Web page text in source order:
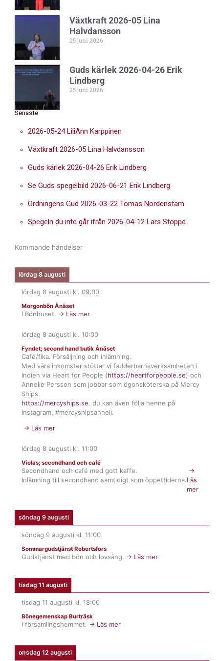
Växtkraft 2026-05 Lina
Halvdansson
25 juni 2026
Guds kärlek 2026-04-26 Erik
Lindberg
25 juni 2026
Senaste
2026-05-24 LiliAnn Karppinen
Växtkraft 2026-05 Lina Halvdansson
Guds kärlek 2026-04-26 Erik Lindberg
Se Guds spegelbild 2026-06-21 Erik Lindberg
Ordningens Gud 2026-03-22 Tomas Nordenstam
Spegeln du inte går ifrån 2026-04-12 Lars Stoppe
Kommande händelser
lördag 8 augusti
lördag 8 augusti kl. 09:00
Morgonbön Ånäset
I Bönhuset. → Läs mer
lördag 8 augusti kl. 10:00
Fyndet; second hand butik Ånäset
Café/fika. Försäljning och inlämning.
Med våra inkomster stöttar vi fadderbarnsverksamheten i
Indien via Heart for People (https://heartforpeople.se) och
Annelie Persson som jobbar som ögonsköterska på Mercy
Ships.
https://mercyships.se. du kan även följa henne på
Instagram, #mercyshipsanneli.
→ Läs mer
lördag 8 augusti kl. 11:00
Violas; secondhand och café
Secondhand och café med gott kaffe.
Inlämning till secondhand samtidigt som öppettiderna.
→
Läs
mer
söndag 9 augusti
söndag 9 augusti kl. 11:00
Sommargudstjänst Robertsfors
Gudstjänst med bön och lovsång. → Läs mer
tisdag 11 augusti
tisdag 11 augusti kl. 18:00
Bönegemenskap Burträsk
I församlingshemmet. → Läs mer
onsdag 12 augusti